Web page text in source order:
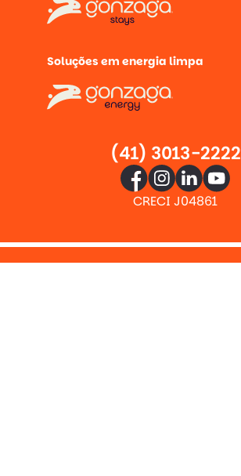
Soluções em energia limpa
(41) 3013-2222
CRECI J04861